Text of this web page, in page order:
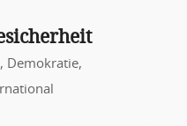
, Demokratie,